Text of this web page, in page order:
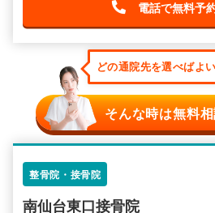
電話で無料予
どの通院先を選べばよ
そんな時は無料
整骨院・接骨院
南仙台東口接骨院